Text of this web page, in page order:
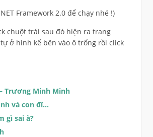
Framework 2.0 để chạy nhé !)
chuột trái sau đó hiện ra trang
ở hình kế bên vào ô trống rồi click
Trương Minh Minh
và con đĩ…
gì sai à?